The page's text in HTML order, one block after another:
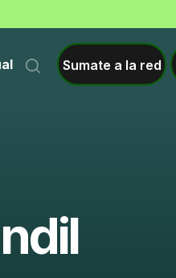
Sumate a la red